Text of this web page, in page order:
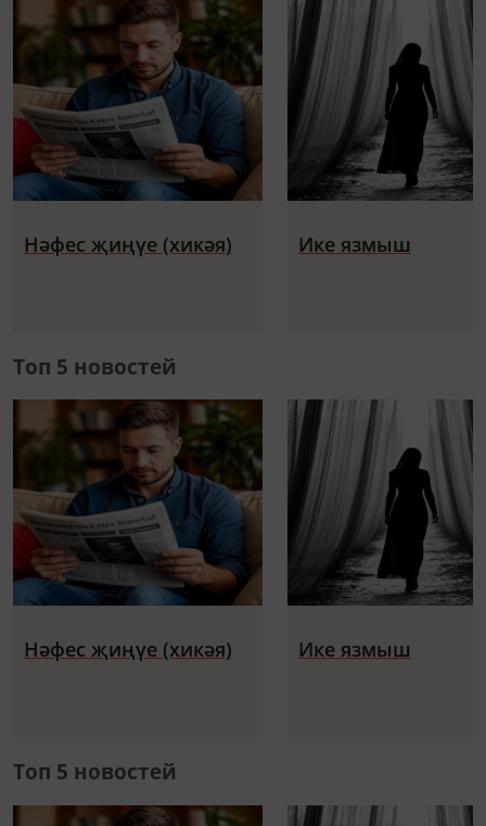
Нәфес җиңүе (хикәя) Ике язмыш
Топ 5 новостей
Нәфес җиңүе (хикәя) Ике язмыш
Топ 5 новостей